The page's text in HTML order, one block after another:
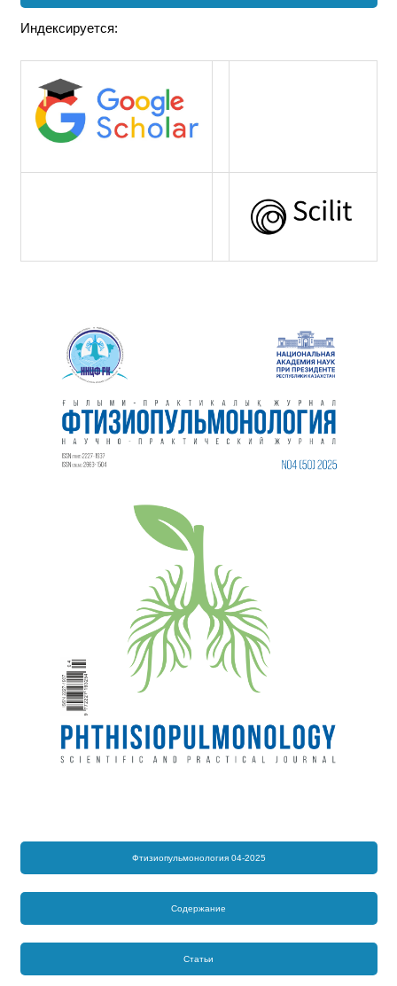
Индексируется:
Фтизиопульмонология 04-2025
Содержание
Статьи